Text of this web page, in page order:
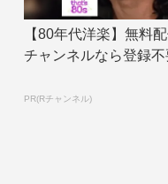
【80年代洋楽】無料
チャンネルなら登録不
PR(Rチャンネル)